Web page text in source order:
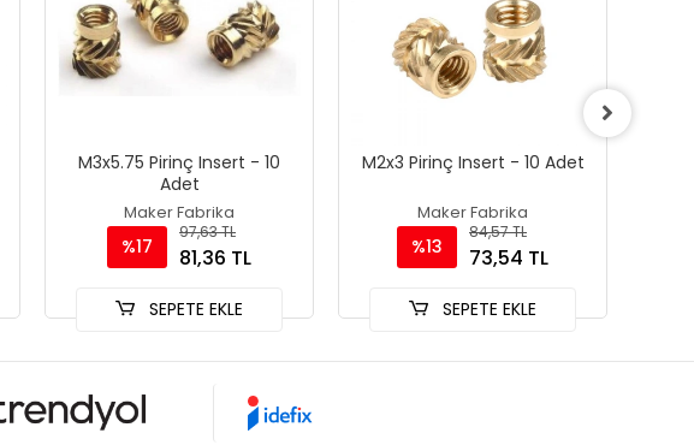
M3x5.75 Pirinç Insert - 10
Adet
Maker Fabrika
%17
97,63 TL
81,36 TL
SEPETE EKLE
M2x3 Pirinç Insert - 10 Adet
Maker Fabrika
%13
84,57 TL
73,54 TL
SEPETE EKLE